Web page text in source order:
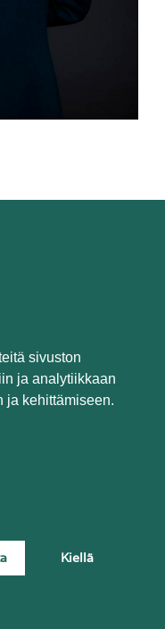
sivuston
ja analytiikkaan
ja kehittämiseen.
Kiellä